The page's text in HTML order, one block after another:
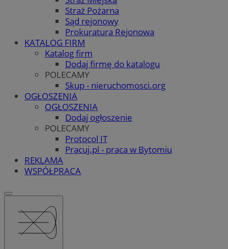
Straż Pożarna
Sąd rejonowy
Prokuratura Rejonowa
KATALOG FIRM
Katalog firm
Dodaj firmę do katalogu
POLECAMY
Skup - nieruchomosci.org
OGŁOSZENIA
OGŁOSZENIA
Dodaj ogłoszenie
POLECAMY
Protocol IT
Pracuj.pl - praca w Bytomiu
REKLAMA
WSPÓŁPRACA